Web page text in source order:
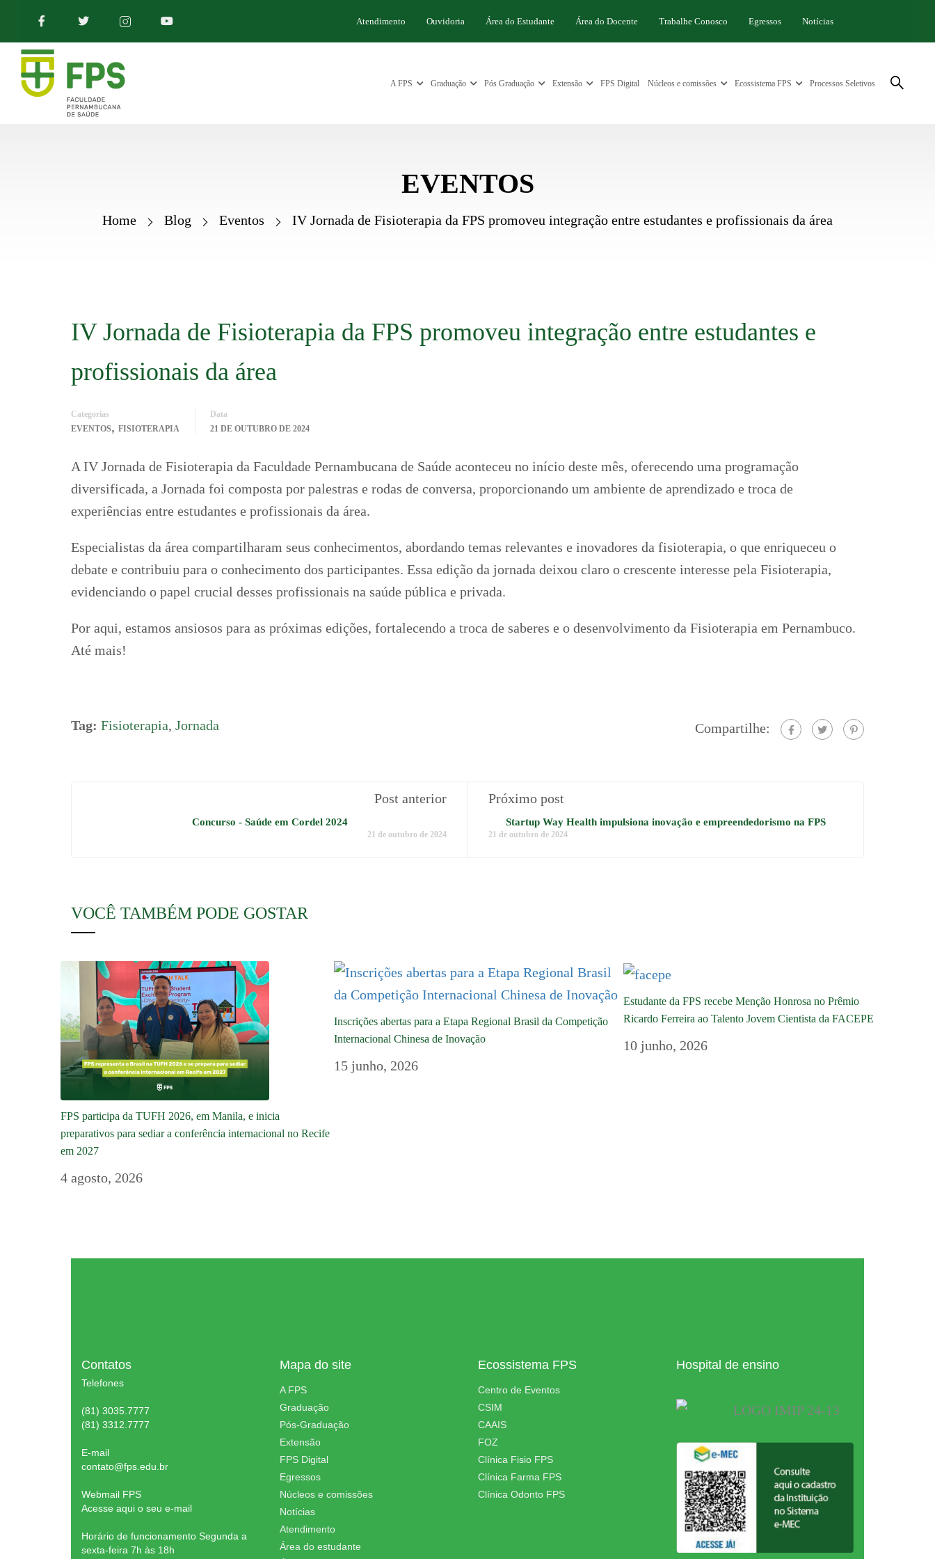
Atendimento Ouvidoria Área do Estudante Área do Docente Trabalhe Conosco Egressos Notícias
A FPS Graduação Pós Graduação Extensão FPS Digital Núcleos e comissões Ecossistema FPS Processos Seletivos
EVENTOS
Home Blog Eventos IV Jornada de Fisioterapia da FPS promoveu integração entre estudantes e profissionais da área
IV Jornada de Fisioterapia da FPS promoveu integração entre estudantes e
profissionais da área
Categorias
EVENTOS, FISIOTERAPIA
Data
21 DE OUTUBRO DE 2024
A IV Jornada de Fisioterapia da Faculdade Pernambucana de Saúde aconteceu no início deste mês, oferecendo uma programação
diversificada, a Jornada foi composta por palestras e rodas de conversa, proporcionando um ambiente de aprendizado e troca de
experiências entre estudantes e profissionais da área.
Especialistas da área compartilharam seus conhecimentos, abordando temas relevantes e inovadores da fisioterapia, o que enriqueceu o
debate e contribuiu para o conhecimento dos participantes. Essa edição da jornada deixou claro o crescente interesse pela Fisioterapia,
evidenciando o papel crucial desses profissionais na saúde pública e privada.
Por aqui, estamos ansiosos para as próximas edições, fortalecendo a troca de saberes e o desenvolvimento da Fisioterapia em Pernambuco.
Até mais!
Tag: Fisioterapia, Jornada Compartilhe:
Post anterior
Concurso - Saúde em Cordel 2024
21 de outubro de 2024
Próximo post
Startup Way Health impulsiona inovação e empreendedorismo na FPS
21 de outubro de 2024
VOCÊ TAMBÉM PODE GOSTAR
FPS participa da TUFH 2026, em Manila, e inicia
preparativos para sediar a conferência internacional no Recife
em 2027
4 agosto, 2026
Inscrições abertas para a Etapa Regional Brasil da Competição
Internacional Chinesa de Inovação
15 junho, 2026
Estudante da FPS recebe Menção Honrosa no Prêmio
Ricardo Ferreira ao Talento Jovem Cientista da FACEPE
10 junho, 2026
Contatos
Telefones
(81) 3035.7777
(81) 3312.7777
E-mail
contato@fps.edu.br
Webmail FPS
Acesse aqui o seu e-mail
Horário de funcionamento Segunda a
sexta-feira 7h às 18h
Mapa do site
A FPS
Graduação
Pós-Graduação
Extensão
FPS Digital
Egressos
Núcleos e comissões
Notícias
Atendimento
Área do estudante
Ecossistema FPS
Centro de Eventos
CSIM
CAAIS
FOZ
Clínica Fisio FPS
Clínica Farma FPS
Clínica Odonto FPS
Hospital de ensino